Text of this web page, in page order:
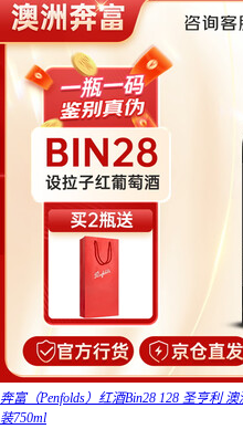
奔富（Penfolds）红酒Bin28 128 圣亨利
装750ml